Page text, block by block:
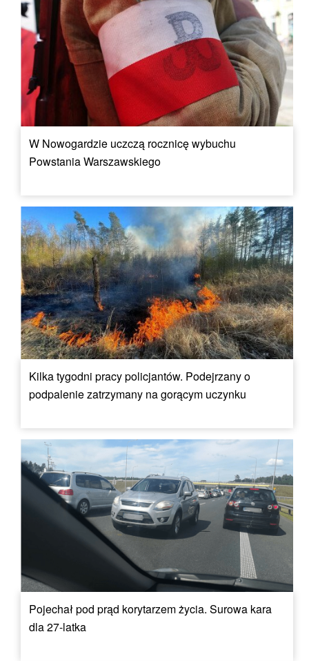
W Nowogardzie uczczą rocznicę wybuchu
Powstania Warszawskiego
Kilka tygodni pracy policjantów. Podejrzany o
podpalenie zatrzymany na gorącym uczynku
Pojechał pod prąd korytarzem życia. Surowa kara
dla 27-latka